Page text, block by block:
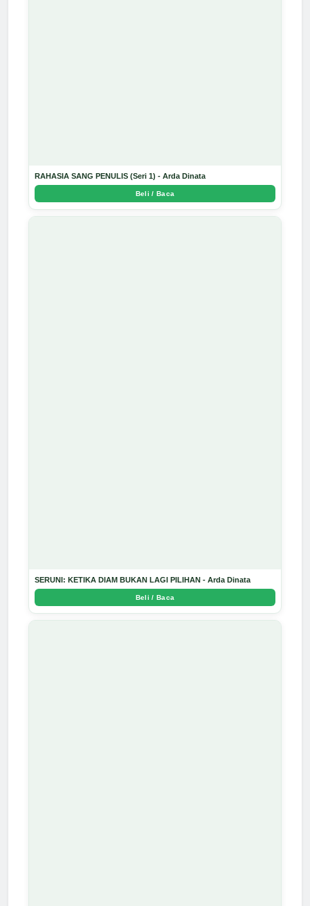
RAHASIA SANG PENULIS (Seri 1) - Arda Dinata
Beli / Baca
SERUNI: KETIKA DIAM BUKAN LAGI PILIHAN - Arda Dinata
Beli / Baca